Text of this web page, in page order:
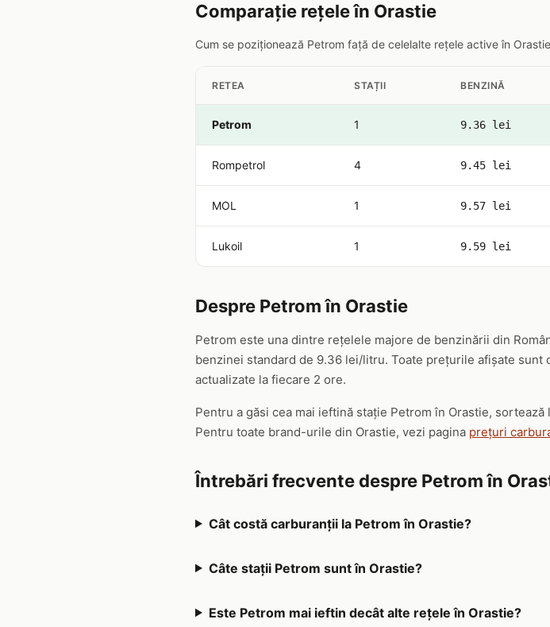
Comparație rețele în Orastie
Cum se poziționează Petrom față de celelalte rețele active în
RETEA STAȚII BENZINĂ
Petrom 1 9.36 lei
Rompetrol 4 9.45 lei
MOL 1 9.57 lei
Lukoil 1 9.59 lei
Despre Petrom în Orastie
Petrom este una dintre rețelele majore de benzinării din
benzinei standard de 9.36 lei/litru. Toate prețurile afișate
actualizate la fiecare 2 ore.
Pentru a găsi cea mai ieftină stație Petrom în Orastie,
Pentru toate brand-urile din Orastie, vezi pagina prețuri
Întrebări frecvente despre Petrom în
Cât costă carburanții la Petrom în Orastie?
Câte stații Petrom sunt în Orastie?
Este Petrom mai ieftin decât alte rețele în Orastie?